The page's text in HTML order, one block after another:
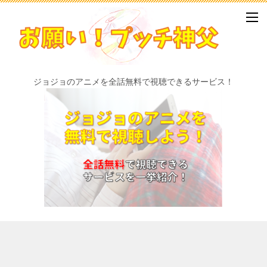
ジョジョのアニメを全話無料で視聴できるサービス！